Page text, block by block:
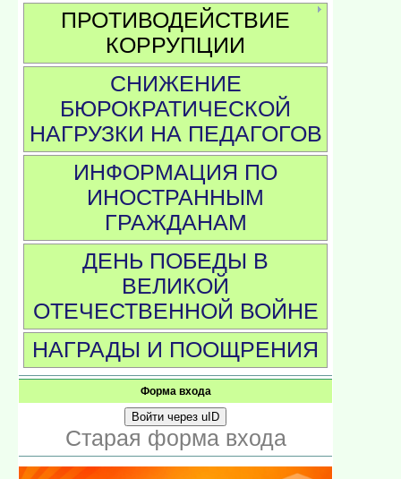
ПРОТИВОДЕЙСТВИЕ
КОРРУПЦИИ
СНИЖЕНИЕ
БЮРОКРАТИЧЕСКОЙ
НАГРУЗКИ НА ПЕДАГОГОВ
ИНФОРМАЦИЯ ПО
ИНОСТРАННЫМ
ГРАЖДАНАМ
ДЕНЬ ПОБЕДЫ В
ВЕЛИКОЙ
ОТЕЧЕСТВЕННОЙ ВОЙНЕ
НАГРАДЫ И ПООЩРЕНИЯ
Форма входа
Войти через uID
Старая форма входа